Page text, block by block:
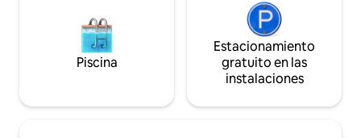
Piscina
Estacionamiento
gratuito en las
instalaciones